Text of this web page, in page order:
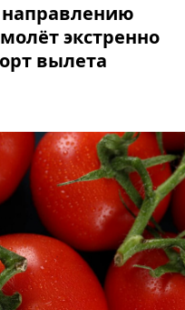
экстренно
вылета